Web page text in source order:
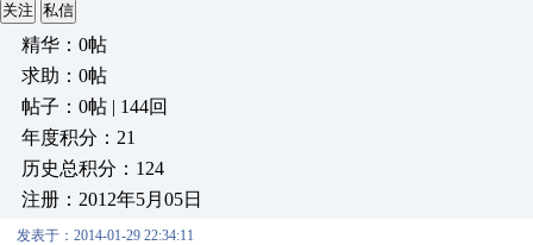
关注 私信
精华：0帖
求助：0帖
帖子：0帖 | 144回
年度积分：21
历史总积分：124
注册：2012年5月05日
发表于：2014-01-29 22:34:11